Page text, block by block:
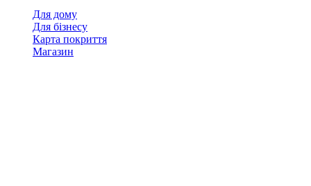
Для дому
Для бізнесу
Карта покриття
Магазин